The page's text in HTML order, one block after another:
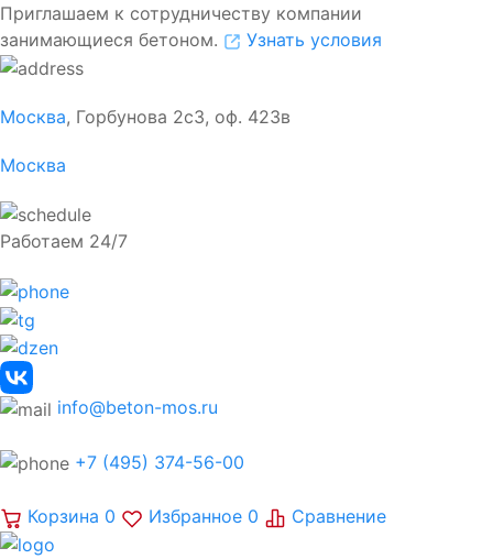
Приглашаем к сотрудничеству компании
занимающиеся бетоном.
Узнать условия
Москва, Горбунова 2с3, оф. 423в
Москва
Работаем 24/7
info@beton-mos.ru
+7 (495) 374-56-00
Корзина 0 Избранное 0 Сравнение